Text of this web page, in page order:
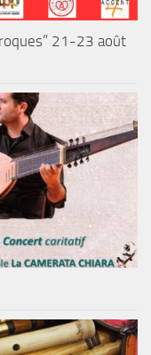
21-23 août